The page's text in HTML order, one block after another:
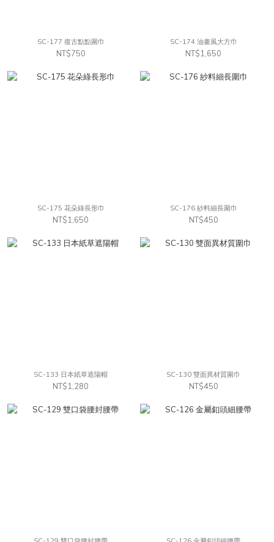
SC-177 復古點點圍巾
NT$750
SC-174 油畫風大方巾
NT$1,650
SC-175 花朵綠長形巾
NT$1,650
SC-176 紗料細長圍巾
NT$450
SC-133 日本紙草遮陽帽
NT$1,280
SC-130 雙面異材質圍巾
NT$450